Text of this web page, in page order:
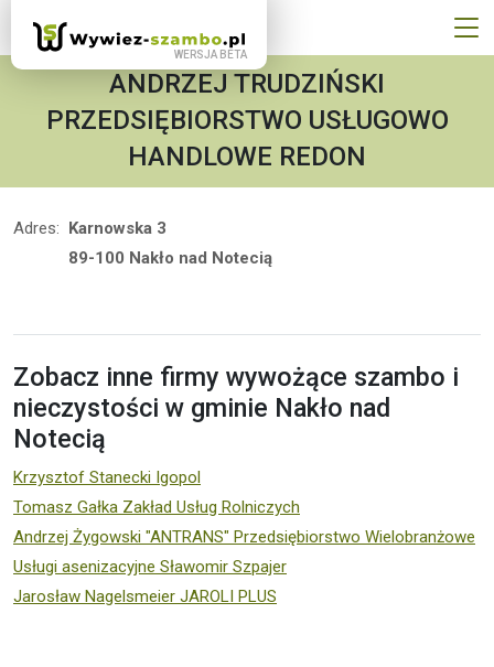
ANDRZEJ TRUDZIŃSKI
PRZEDSIĘBIORSTWO USŁUGOWO
HANDLOWE REDON
Adres:
Karnowska 3
89-100 Nakło nad Notecią
Zobacz inne firmy wywożące szambo i
nieczystości w gminie Nakło nad
Notecią
Krzysztof Stanecki Igopol
Tomasz Gałka Zakład Usług Rolniczych
Andrzej Żygowski "ANTRANS" Przedsiębiorstwo Wielobranżowe
Usługi asenizacyjne Sławomir Szpajer
Jarosław Nagelsmeier JAROLI PLUS